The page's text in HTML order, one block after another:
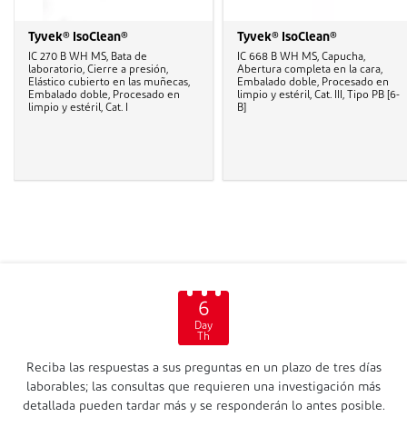
Tyvek® IsoClean®
IC 270 B WH MS, Bata de
laboratorio, Cierre a presión,
Elástico cubierto en las muñecas,
Embalado doble, Procesado en
limpio y estéril, Cat. I
Tyvek® IsoClean®
IC 668 B WH MS, Capucha,
Abertura completa en la cara,
Embalado doble, Procesado en
limpio y estéril, Cat. III, Tipo PB [6-
B]
6
Day
Th
Reciba las respuestas a sus preguntas en un plazo de tres días
laborables; las consultas que requieren una investigación más
detallada pueden tardar más y se responderán lo antes posible.